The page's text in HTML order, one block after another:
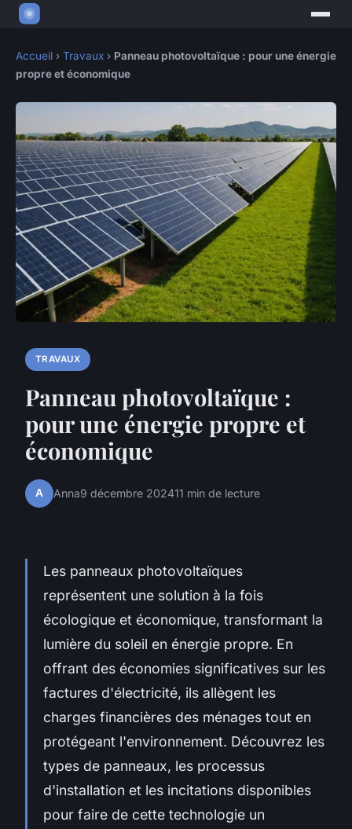
Accueil › Travaux › Panneau photovoltaïque : pour une énergie
propre et économique
TRAVAUX
Panneau photovoltaïque :
pour une énergie propre et
économique
A Anna9 décembre 202411 min de lecture
Les panneaux photovoltaïques
représentent une solution à la fois
écologique et économique, transformant la
lumière du soleil en énergie propre. En
offrant des économies significatives sur les
factures d'électricité, ils allègent les
charges financières des ménages tout en
protégeant l'environnement. Découvrez les
types de panneaux, les processus
d'installation et les incitations disponibles
pour faire de cette technologie un